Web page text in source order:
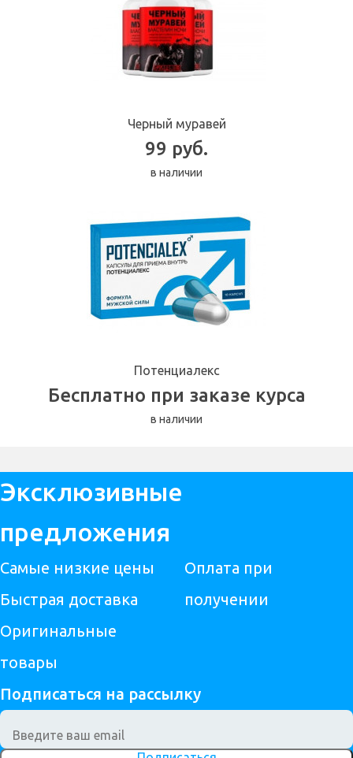
Черный муравей
99 руб.
в наличии
Потенциалекс
Бесплатно при заказе курса
в наличии
Эксклюзивные
предложения
Самые низкие цены
Быстрая доставка
Оригинальные
товары
Оплата при
получении
Подписаться на рассылку